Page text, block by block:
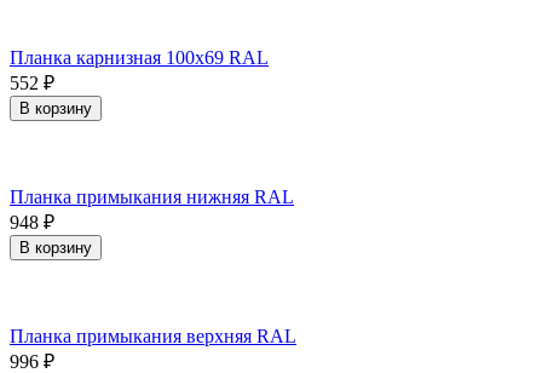
Планка карнизная 100х69 RAL
552 ₽
В корзину
Планка примыкания нижняя RAL
948 ₽
В корзину
Планка примыкания верхняя RAL
996 ₽